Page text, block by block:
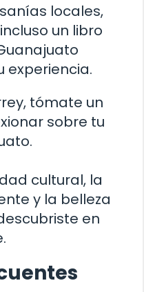
locales,
un libro
experiencia.
tómate un
sobre tu
cultural, la
y la belleza
en